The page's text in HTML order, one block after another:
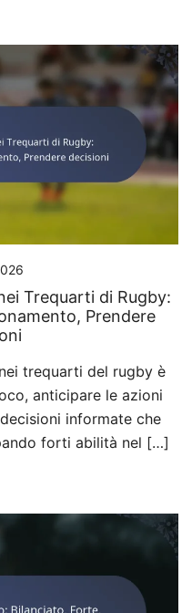
Trequarti di Rugby:
Prendere
trequarti del rugby è
anticipare le azioni
informate che
forti abilità nel […]